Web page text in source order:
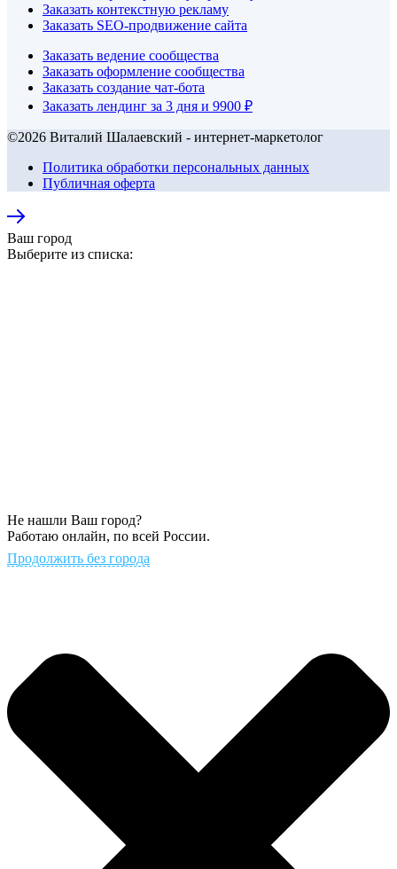
Заказать контекстную рекламу
Заказать SEO-продвижение сайта
Заказать ведение сообщества
Заказать оформление сообщества
Заказать создание чат-бота
Заказать лендинг за 3 дня и 9900 ₽
©2026 Виталий Шалаевский - интернет-маркетолог
Политика обработки персональных данных
Публичная оферта
Ваш город
Выберите из списка:
Не нашли Ваш город?
Работаю онлайн, по всей России.
Продолжить без города